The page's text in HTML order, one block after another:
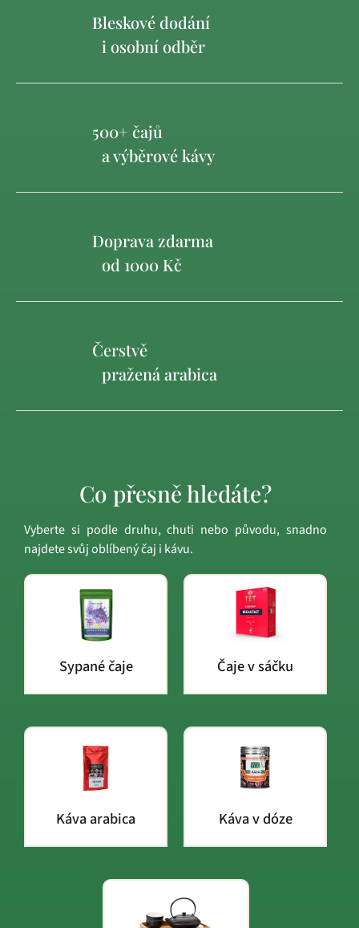
Bleskové dodání
i osobní odběr
500+ čajů
a výběrové kávy
Doprava zdarma
od 1000 Kč
Čerstvě
pražená arabica
Co přesně hledáte?
Vyberte si podle druhu, chuti nebo původu, snadno
najdete svůj oblíbený čaj i kávu.
Sypané čaje Čaje v sáčku
Káva arabica Káva v dóze